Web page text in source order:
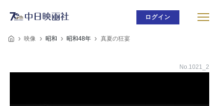
ログイン
映像 昭和 昭和48年 真夏の狂宴
No.1021_2